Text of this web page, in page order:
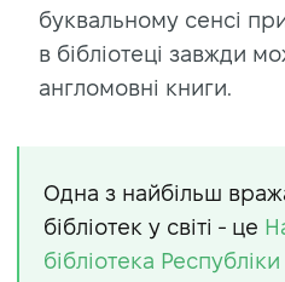
буквальному сенсі
в бібліотеці завжди
англомовні книги.
Одна з найбільш
бібліотек у світі - це
бібліотека Республіки